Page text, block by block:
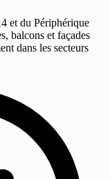
et du Périphérique
balcons et façades
dans les secteurs